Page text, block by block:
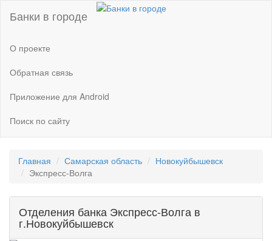
Банки в городе
О проекте
Обратная связь
Приложение для Android
Поиск по сайту
Главная Самарская область
Новокуйбышевск
Экспресс-Волга
Отделения банка Экспресс-Волга в
г.Новокуйбышевск